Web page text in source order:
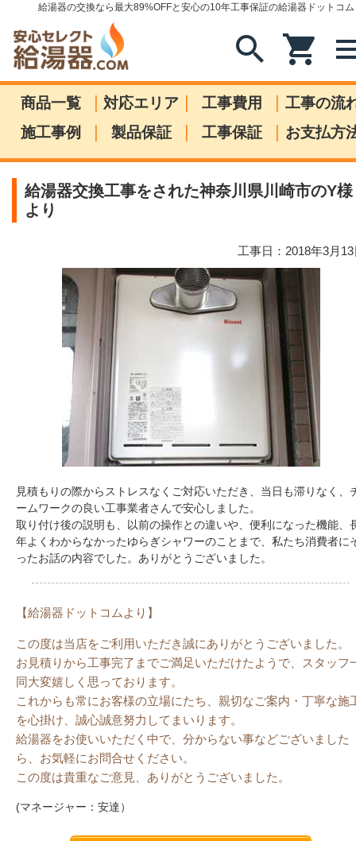
給湯器の交換なら最大89%OFFと安心の10年工事保証の給湯器ドットコム
search shopping_cart
商品一覧 | 対応エリア | 工事費用 | 工事の流
施工事例
| 製品保証 | 工事保証 | お支払方
給湯器交換工事をされた神奈川県川崎市のY様
より
工事日：2018年3月
見積もりの際からストレスなくご対応いただき、当日も滞りなく、
ームワークの良い工事業者さんで安心しました。
取り付け後の説明も、以前の操作との違いや、便利になった機能、
年よくわからなかったゆらぎシャワーのことまで、私たち消費者に
ったお話の内容でした。ありがとうございました。
【給湯器ドットコムより】
この度は当店をご利用いただき誠にありがとうございました。
お見積りから工事完了までご満足いただけたようで、スタッフ
同大変嬉しく思っております。
これからも常にお客様の立場にたち、親切なご案内・丁寧な施
を心掛け、誠心誠意努力してまいります。
給湯器をお使いいただく中で、分からない事などございました
ら、お気軽にお問合せください。
この度は貴重なご意見、ありがとうございました。
(マネージャー：安達）